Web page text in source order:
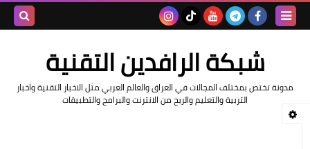
شبكة الرافدين التقنية
مدونة تختص بمختلف المجالات في العراق والعالم العربي مثل الاخبار التقنية واخبار
التربية والتعليم والربح من الانترنت والبرامج والتطبيقات